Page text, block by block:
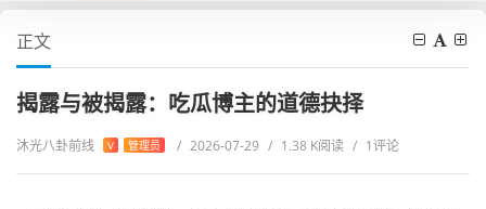
正文
揭露与被揭露：吃瓜博主的道德抉择
沐光八卦前线 V 管理员 / 2026-07-29 / 1.38 K阅读 / 1评论